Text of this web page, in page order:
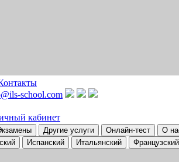
school.com
кабинет
Другие услуги Онлайн-тест
О
Испанский Итальянский Французский